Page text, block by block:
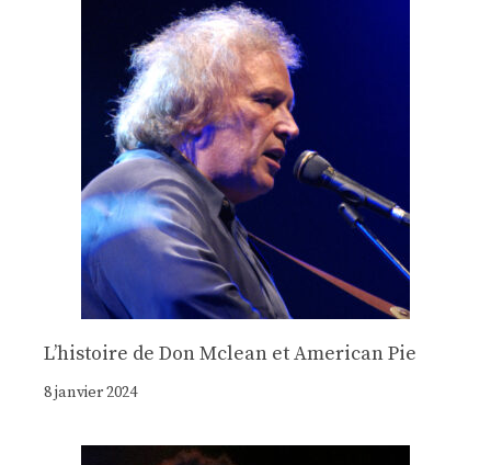
Lʼhistoire de Don Mclean et American Pie
8 janvier 2024